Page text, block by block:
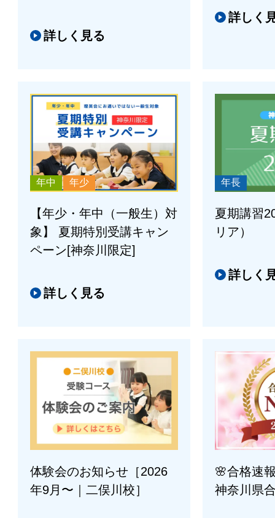
詳しく見る
詳しく
年中 年少
【年少・年中（一般生）対
象】 夏期特別受講キャン
ペーン[神奈川限定]
詳しく見る
年長
夏期講習
リア）
詳しく
体験会のお知らせ［2026
年9月〜｜二俣川校］
🌸合格速
神奈川県